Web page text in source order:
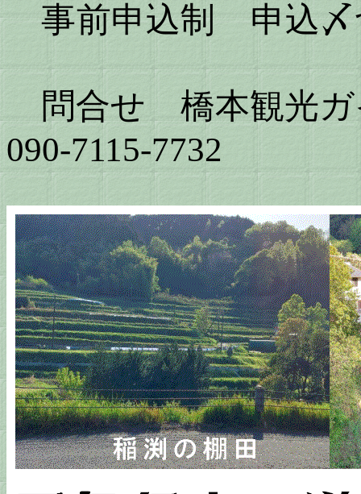
事前申込制 申込〆
問合せ 橋本観光
090-7115-7732